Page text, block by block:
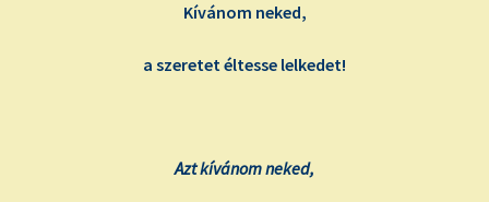
Kívánom neked,
a szeretet éltesse lelkedet!
Azt kívánom neked,